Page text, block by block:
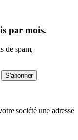
par mois.
de spam,
S'abonner
société une adresse